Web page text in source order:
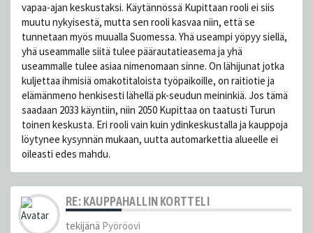
vapaa-ajan keskustaksi. Käytännössä Kupittaan rooli ei siis
muutu nykyisestä, mutta sen rooli kasvaa niin, että se
tunnetaan myös muualla Suomessa. Yhä useampi yöpyy siellä,
yhä useammalle siitä tulee päärautatieasema ja yhä
useammalle tulee asiaa nimenomaan sinne. On lähijunat jotka
kuljettaa ihmisiä omakotitaloista työpaikoille, on raitiotie ja
elämänmeno henkisesti lähellä pk-seudun meininkiä. Jos tämä
saadaan 2033 käyntiin, niin 2050 Kupittaa on taatusti Turun
toinen keskusta. Eri rooli vain kuin ydinkeskustalla ja kauppoja
löytynee kysynnän mukaan, uutta automarkettia alueelle ei
oileasti edes mahdu.
RE: KAUPPAHALLIN KORTTELI
tekijänä Pyöröovi